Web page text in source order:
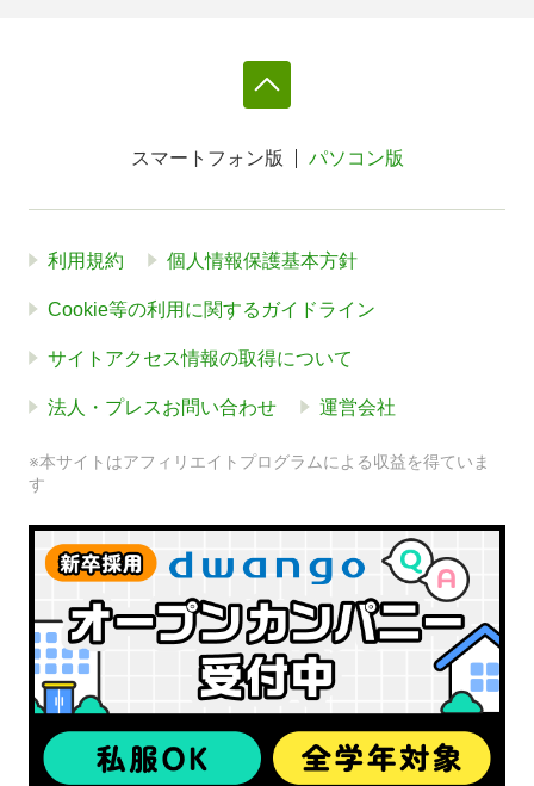
スマートフォン版 パソコン版
利用規約 個人情報保護基本方針
Cookie等の利用に関するガイドライン
サイトアクセス情報の取得について
法人・プレスお問い合わせ 運営会社
※本サイトはアフィリエイトプログラムによる収益を得ていま
す